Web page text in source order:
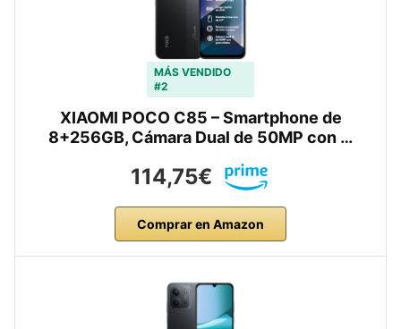
MÁS VENDIDO
#2
XIAOMI POCO C85 – Smartphone de
8+256GB, Cámara Dual de 50MP con …
114,75€
Comprar en Amazon